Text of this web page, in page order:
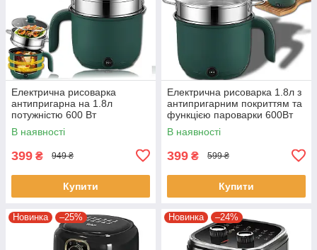
Електрична рисоварка
антипригарна на 1.8л
потужністю 600 Вт
В наявності
399 ₴ 949 ₴
Купити
Електрична рисоварка 1.8л з
антипригарним покриттям та
функцією пароварки 600Вт
В наявності
399 ₴ 599 ₴
Купити
Новинка –25% Новинка –24%